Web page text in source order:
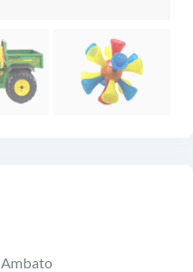
Ambato